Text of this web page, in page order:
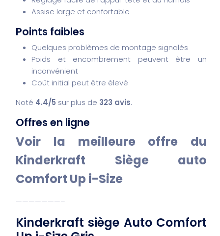
Assise large et confortable
Points faibles
Quelques problèmes de montage signalés
Poids et encombrement peuvent être un
inconvénient
Coût initial peut être élevé
Noté 4.4/5 sur plus de 323 avis.
Offres en ligne
Voir la meilleure offre du
Kinderkraft Siège auto
Comfort Up i-Size
———————–
Kinderkraft siège Auto Comfort